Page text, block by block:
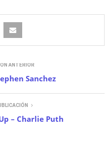
ANTERIOR
Sanchez
– Charlie Puth